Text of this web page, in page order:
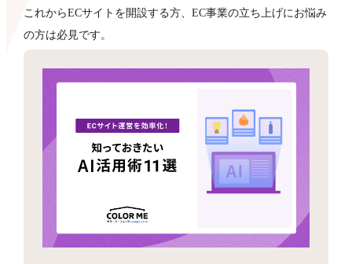
これからECサイトを開設する方、EC事業の立ち上げにお悩み
の方は必見です。